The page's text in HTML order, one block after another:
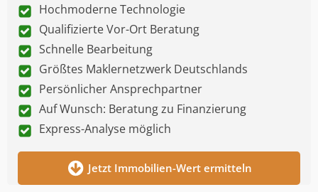
Hochmoderne Technologie
Qualifizierte Vor-Ort Beratung
Schnelle Bearbeitung
Größtes Maklernetzwerk Deutschlands
Persönlicher Ansprechpartner
Auf Wunsch: Beratung zu Finanzierung
Express-Analyse möglich
Jetzt Immobilien-Wert ermitteln